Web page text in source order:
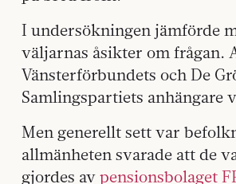
I undersökningen jämförde
väljarnas åsikter om frågan.
Vänsterförbundets och De
Samlingspartiets anhängare
Men generellt sett var
allmänheten svarade att de
gjordes av pensionsbolaget